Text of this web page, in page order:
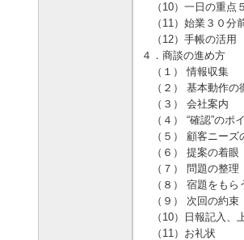
（10）一日の重点
（11）始業３０分
（12）手帳の活
４．商談の進め方
（１） 情報収集
（２） 基本動作の
（３） 会社案内
（４） “確認”のポ
（５） 顧客ニーズ
（６） 提案の着眼
（７） 問題の整理
（８） 宿題をもら
（９） 次回の約束
（10）日報記入、
（11）お礼状